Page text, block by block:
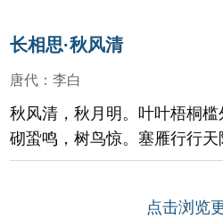
长相思·秋风清
唐代 ： 李白
秋风清，秋月明。叶叶梧桐槛
砌蛩鸣，树鸟惊。塞雁行行天
点击浏览